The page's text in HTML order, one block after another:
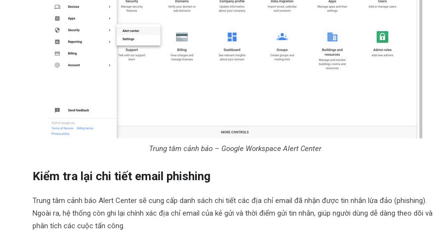
Trung tâm cảnh báo – Google Workspace Alert Center
Kiểm tra lại chi tiết email phishing
Trung tâm cảnh báo Alert Center sẽ cung cấp danh sách chi tiết các địa chỉ email đã nhận được tin nhắn lừa đảo (phishing).
Ngoài ra, hệ thống còn ghi lại chính xác địa chỉ email của kẻ gửi và thời điểm gửi tin nhắn, giúp người dùng dễ dàng theo dõi và
phân tích các cuộc tấn công.